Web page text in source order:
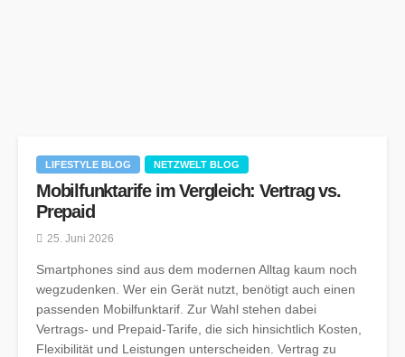
LIFESTYLE BLOG NETZWELT BLOG
Mobilfunktarife im Vergleich: Vertrag vs.
Prepaid
25. Juni 2026
Smartphones sind aus dem modernen Alltag kaum noch
wegzudenken. Wer ein Gerät nutzt, benötigt auch einen
passenden Mobilfunktarif. Zur Wahl stehen dabei
Vertrags- und Prepaid-Tarife, die sich hinsichtlich Kosten,
Flexibilität und Leistungen unterscheiden. Vertrag zu